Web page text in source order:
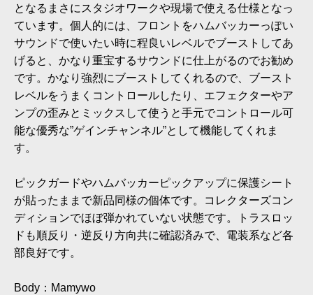
となるまさにスタジオワークや現場で使える仕様となっ
ています。個人的には、フロントをハムバッカーっぽい
サウンドで使いたい時に程良いレベルでブーストしてあ
げると、かなり重宝するサウンドに仕上がるのでお勧め
です。かなり強烈にブーストしてくれるので、ブースト
レベルをうまくコントロールしたり、エフェクターやア
ンプの歪みとミックスして使うと手元でコントロール可
能な優秀な”ゲインチャンネル”として機能してくれま
す。
ピックガードやハムバッカーピックアップに保護シート
が貼ったままで新品同様の個体です。コレクターズコン
ディションでほぼ弾かれていない状態です。トラスロッ
ドも順反り・逆反り方向共に確認済みで、電装系など各
部良好です。
Body：Mamywo